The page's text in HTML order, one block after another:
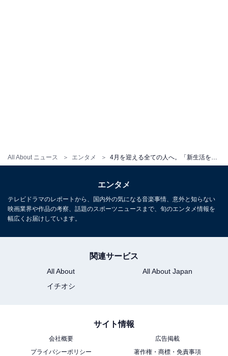
All About ニュース エンタメ 4月を迎える全ての人へ。「新生活を始める時に見たい映画」5選 【映画ライターが厳選】
4：『世の中にたえて桜のなかりせば』
何かの悲劇により心が傷ついても、それでも前向きに生
エンタメ
テレビドラマのレポートから、国内外の気になる音楽事情、意外と知らない
映画業界や作品の考察、話題のスポーツニュースまで、旬のエンタメ情報を
幅広くお届けしています。
関連サービス
All About
All About Japan
イチオシ
サイト情報
会社概要
広告掲載
プライバシーポリシー
著作権・商標・免責事項